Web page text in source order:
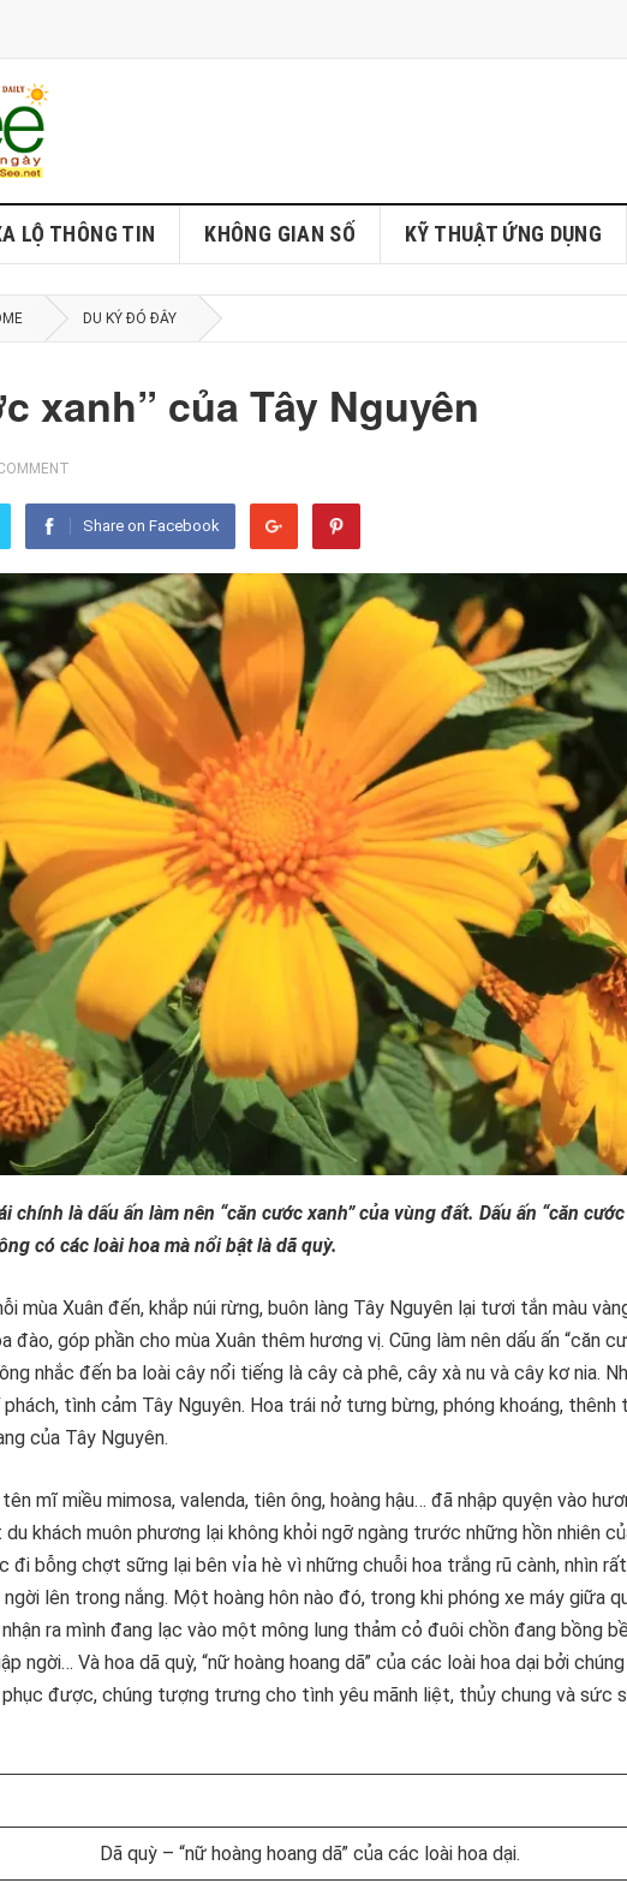
LỘ THÔNG TIN KHÔNG GIAN SỐ KỸ THUẬT ỨNG DỤNG
DU KÝ ĐÓ ĐÂY
xanh” của Tây Nguyên
Share on Facebook
chính là dấu ấn làm nên “căn cước xanh” của vùng đất. Dấu ấn “căn cước
có các loài hoa mà nổi bật là dã quỳ.
mùa Xuân đến, khắp núi rừng, buôn làng Tây Nguyên lại tươi tắn màu
đào, góp phần cho mùa Xuân thêm hương vị. Cũng làm nên dấu ấn “căn
nhắc đến ba loài cây nổi tiếng là cây cà phê, cây xà nu và cây kơ nia.
phách, tình cảm Tây Nguyên. Hoa trái nở tưng bừng, phóng khoáng,
của Tây Nguyên.
mĩ miều mimosa, valenda, tiên ông, hoàng hậu… đã nhập quyện vào
khách muôn phương lại không khỏi ngỡ ngàng trước những hồn nhiên
đi bỗng chợt sững lại bên vỉa hè vì những chuỗi hoa trắng rũ cành, nhìn
lên trong nắng. Một hoàng hôn nào đó, trong khi phóng xe máy giữa
ra mình đang lạc vào một mông lung thảm cỏ đuôi chồn đang bồng
ngời… Và hoa dã quỳ, “nữ hoàng hoang dã” của các loài hoa dại bởi
được, chúng tượng trưng cho tình yêu mãnh liệt, thủy chung và sức
Dã quỳ – “nữ hoàng hoang dã” của các loài hoa dại.